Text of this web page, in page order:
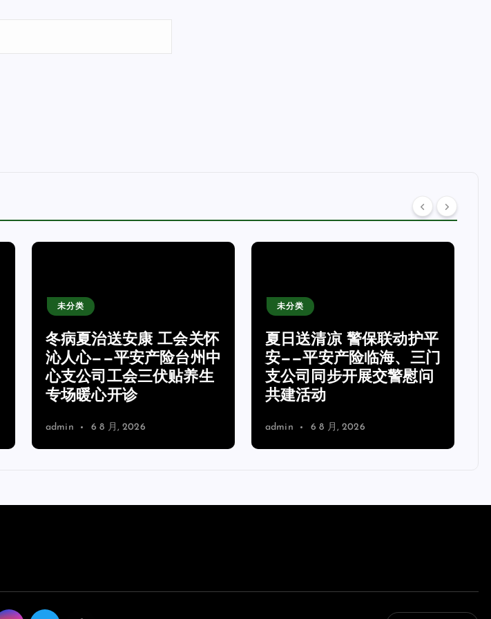
未分类
夏日送清凉 警保联动护平
安——平安产险临海、三门
支公司同步开展交警慰问
共建活动
admin 6 8 月, 2026
2026年辽宁净化板厂家挑
选攻略：浩洁净化等企业
实测梳理与避坑要点
admin 6 8 月, 2026